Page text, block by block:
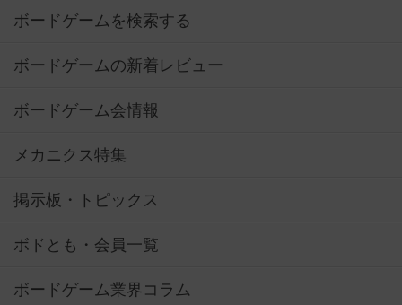
ボードゲームを検索する
ボードゲームの新着レビュー
ボードゲーム会情報
メカニクス特集
掲示板・トピックス
ボドとも・会員一覧
ボードゲーム業界コラム